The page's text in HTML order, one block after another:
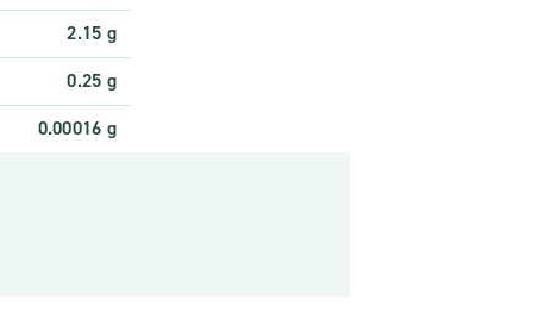
2.15 g
0.25 g
0.00016 g